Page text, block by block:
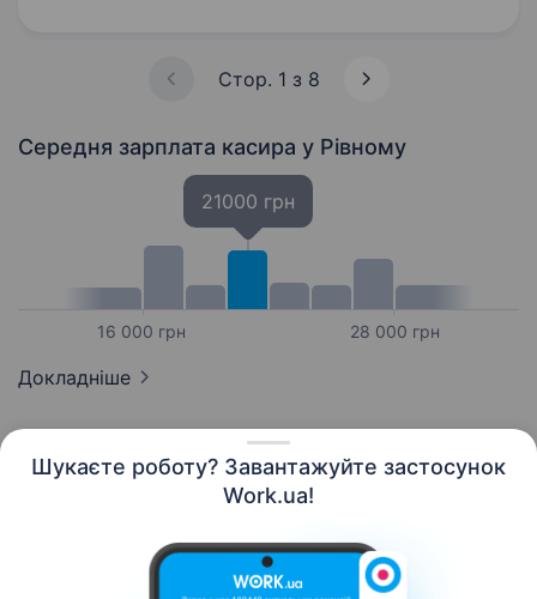
Шукаєте роботу? Завантажуйте застосунок
Work.ua!
Стор. 1 з 8
Середня зарплата касира у Рівному
16 000 грн
21000 грн
28 000 грн
Докладніше